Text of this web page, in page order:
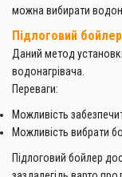
можна вибирати
Підлоговий бойлер
Даний метод
водонагрівача.
Переваги:
Можливість
Можливість вибрати
Підлоговий бойлер